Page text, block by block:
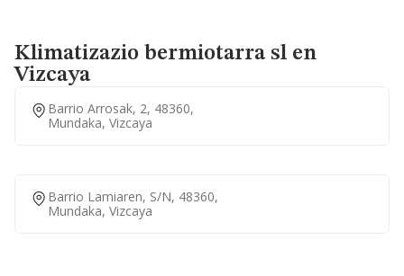
Klimatizazio bermiotarra sl en
Vizcaya
Barrio Arrosak, 2, 48360,
Mundaka, Vizcaya
Barrio Lamiaren, S/n, 48360,
Mundaka, Vizcaya